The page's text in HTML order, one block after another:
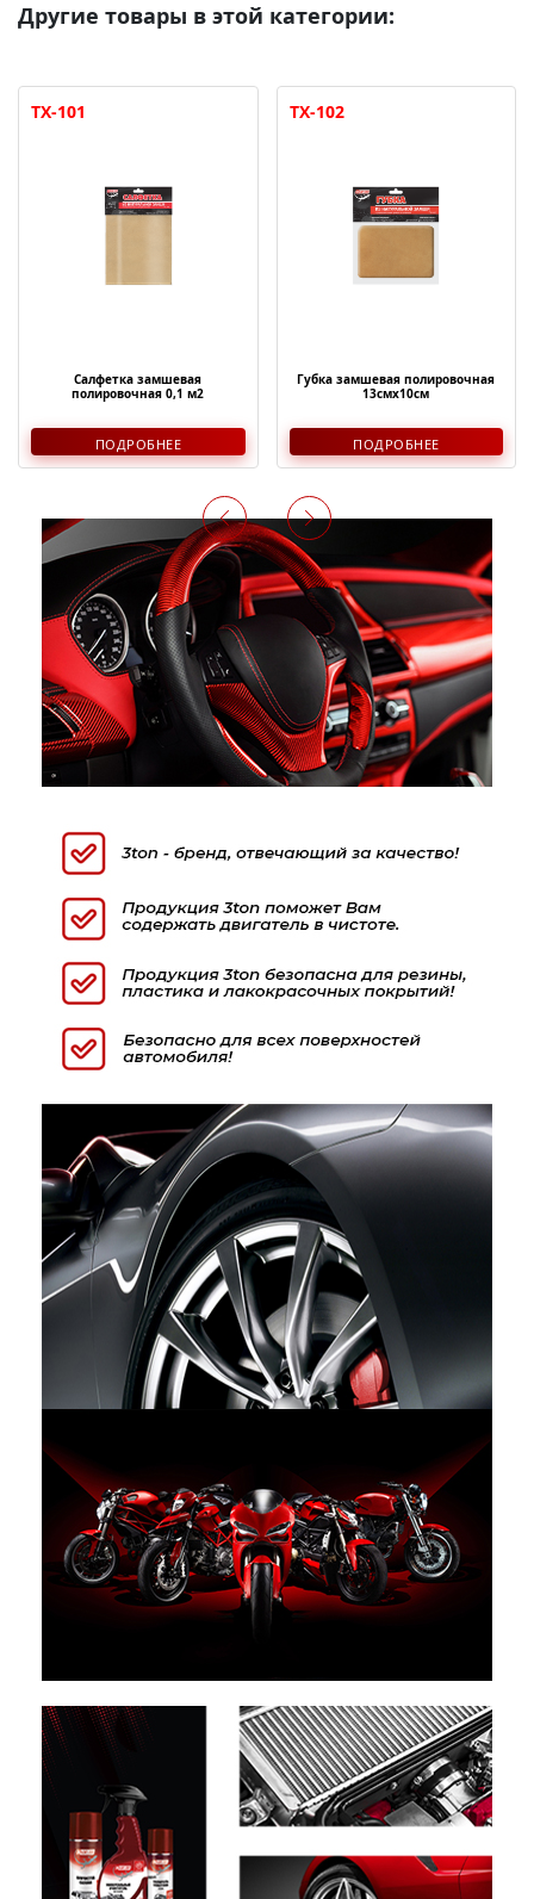
Другие товары в этой категории:
TX-101
Салфетка замшевая
полировочная 0,1 м2
ПОДРОБНЕЕ
TX-102
Губка замшевая полировочная
13смх10см
ПОДРОБНЕЕ